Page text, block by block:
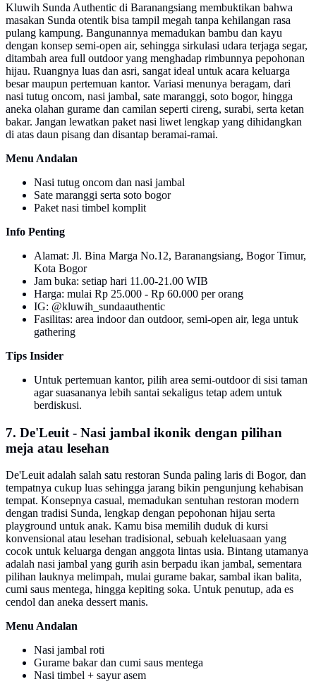
Kluwih Sunda Authentic di Baranangsiang membuktikan bahwa
masakan Sunda otentik bisa tampil megah tanpa kehilangan rasa
pulang kampung. Bangunannya memadukan bambu dan kayu
dengan konsep semi-open air, sehingga sirkulasi udara terjaga segar,
ditambah area full outdoor yang menghadap rimbunnya pepohonan
hijau. Ruangnya luas dan asri, sangat ideal untuk acara keluarga
besar maupun pertemuan kantor. Variasi menunya beragam, dari
nasi tutug oncom, nasi jambal, sate maranggi, soto bogor, hingga
aneka olahan gurame dan camilan seperti cireng, surabi, serta ketan
bakar. Jangan lewatkan paket nasi liwet lengkap yang dihidangkan
di atas daun pisang dan disantap beramai-ramai.
Menu Andalan
Nasi tutug oncom dan nasi jambal
Sate maranggi serta soto bogor
Paket nasi timbel komplit
Info Penting
Alamat: Jl. Bina Marga No.12, Baranangsiang, Bogor Timur,
Kota Bogor
Jam buka: setiap hari 11.00-21.00 WIB
Harga: mulai Rp 25.000 - Rp 60.000 per orang
IG: @kluwih_sundaauthentic
Fasilitas: area indoor dan outdoor, semi-open air, lega untuk
gathering
Tips Insider
Untuk pertemuan kantor, pilih area semi-outdoor di sisi taman
agar suasananya lebih santai sekaligus tetap adem untuk
berdiskusi.
7. De'Leuit - Nasi jambal ikonik dengan pilihan
meja atau lesehan
De'Leuit adalah salah satu restoran Sunda paling laris di Bogor, dan
tempatnya cukup luas sehingga jarang bikin pengunjung kehabisan
tempat. Konsepnya casual, memadukan sentuhan restoran modern
dengan tradisi Sunda, lengkap dengan pepohonan hijau serta
playground untuk anak. Kamu bisa memilih duduk di kursi
konvensional atau lesehan tradisional, sebuah keleluasaan yang
cocok untuk keluarga dengan anggota lintas usia. Bintang utamanya
adalah nasi jambal yang gurih asin berpadu ikan jambal, sementara
pilihan lauknya melimpah, mulai gurame bakar, sambal ikan balita,
cumi saus mentega, hingga kepiting soka. Untuk penutup, ada es
cendol dan aneka dessert manis.
Menu Andalan
Nasi jambal roti
Gurame bakar dan cumi saus mentega
Nasi timbel + sayur asem